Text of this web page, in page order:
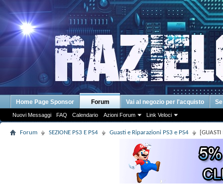
Home Page Sponsor Forum
Nuovi Messaggi FAQ Calendario Azioni Forum Link Veloci
Vai al negozio per l'acquisto
Forum SEZIONE PS3 E PS4 Guasti e Riparazioni PS3 e PS4